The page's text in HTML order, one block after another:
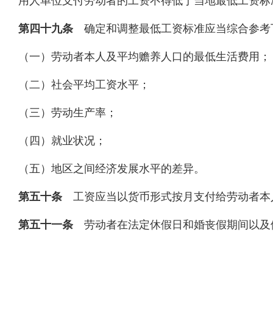
第四十九条 确定和调整最低工资标准应当综合参考
（一）劳动者本人及平均赡养人口的最低生活费用；
（二）社会平均工资水平；
（三）劳动生产率；
（四）就业状况；
（五）地区之间经济发展水平的差异。
第五十条 工资应当以货币形式按月支付给劳动者
第五十一条 劳动者在法定休假日和婚丧假期间以